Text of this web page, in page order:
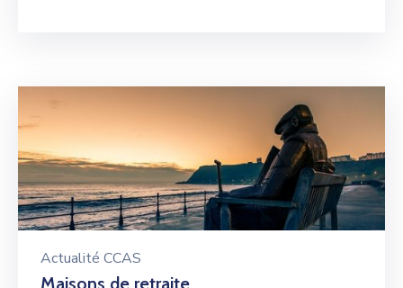
Actualité CCAS
Maisons de retraite